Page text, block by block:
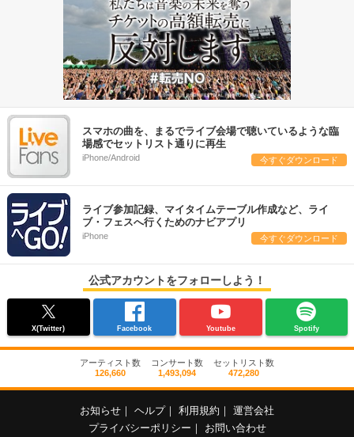
スマホの曲を、まるでライブ会場で聴いているような臨
場感でセットリスト通りに再生
iPhone/Android 今すぐダウンロード
ライブ参加記録、マイタイムテーブル作成など、ライ
ブ・フェスへ行くためのナビアプリ
iPhone 今すぐダウンロード
公式アカウントをフォローしよう！
X(Twitter) Facebook Youtube Spotify
アーティスト数
126,660
コンサート数
1,493,094
セットリスト数
472,280
お知らせ ヘルプ 利用規約
運営会社
プライバシーポリシー
お問い合わせ